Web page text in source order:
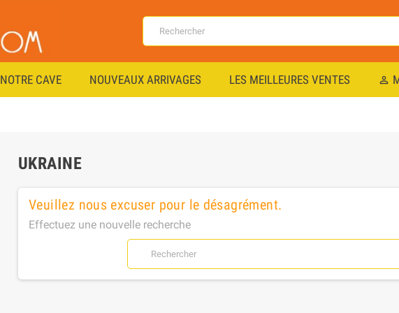
NOTRE CAVE NOUVEAUX ARRIVAGES LES MEILLEURES VENTES perm_identity
UKRAINE
Veuillez nous excuser pour le désagrément.
Effectuez une nouvelle recherche